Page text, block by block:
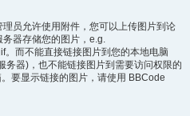
员允许使用附件，您可以上传图片到论
器存储您的图片，e.g.
。而不能直接链接图片到您的本地电脑
务器)，也不能链接图片到需要访问权限的
要显示链接的图片，请使用 BBCode